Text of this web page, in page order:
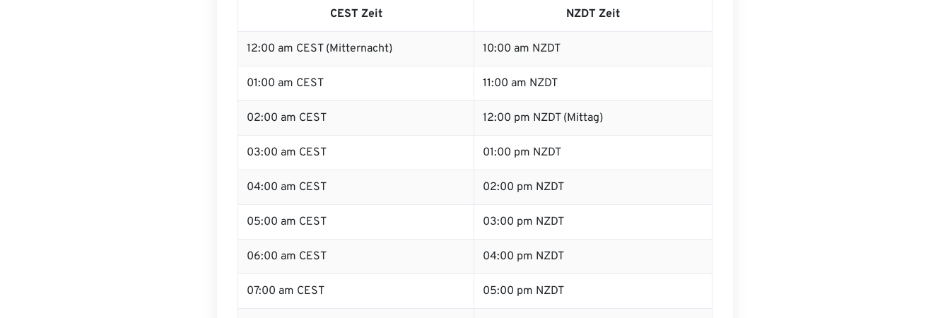
CEST Zeit NZDT Zeit
12:00 am CEST (Mitternacht) 10:00 am NZDT
01:00 am CEST 11:00 am NZDT
02:00 am CEST 12:00 pm NZDT (Mittag)
03:00 am CEST 01:00 pm NZDT
04:00 am CEST 02:00 pm NZDT
05:00 am CEST 03:00 pm NZDT
06:00 am CEST 04:00 pm NZDT
07:00 am CEST 05:00 pm NZDT